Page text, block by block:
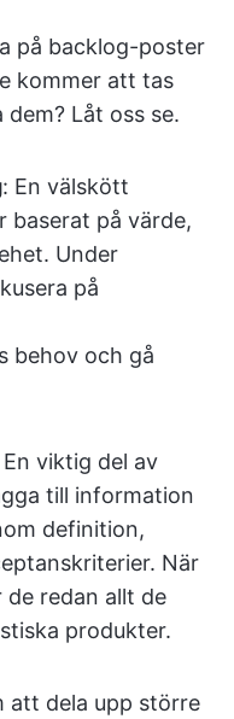
på backlog-poster
kommer att tas
Låt oss se.
: En välskött
baserat på värde,
Under
på
behov och gå
En viktig del av
till information
definition,
När
redan allt de
produkter.
att dela upp större